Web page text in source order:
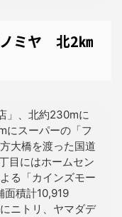
ノミヤ 北2㎞
」、北約230mに
にスーパーの「フ
大橋を渡った国道
目にはホームセン
る「カインズモー
面積計10,919
ニトリ、ヤマダデ